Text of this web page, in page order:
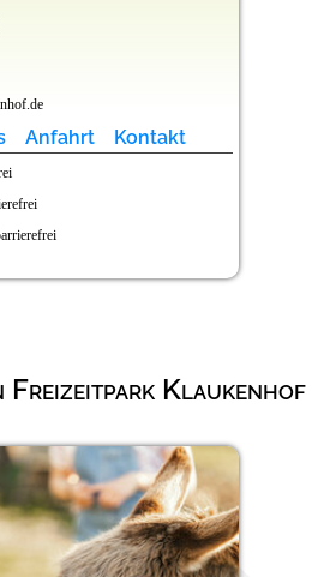
Anfahrt Kontakt
Freizeitpark Klaukenhof